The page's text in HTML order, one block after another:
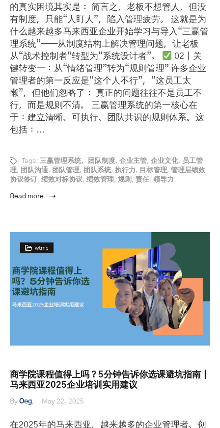
的真实困境其实是： 简言之，老板不想管人，但没
有制度，只能“人盯人”，陷入管理疲劳。 这就是为
什么越来越多马来西亚企业开始学习与导入“三赢管
理系统”——从制度结构上解决管理问题，让老板
从“战术控制者”转型为“系统设计者”。
02｜关
键转变一：从“情绪管理”转为“规则管理” 许多企业
管理者的第一反应是“这个人不行”，“这员工太
懒”，但他们忽略了： 真正的问题往往不是员工不
行，而是规则不清。 三赢管理系统的第一核心在
于：建立清晰、可执行、团队共识的规则体系。这
包括：...
Tags: 三赢管理系统，团队制度, 企业主管, 企业文化, 员工管
理, 团队沟通, 团队管理, 团队系统, 执行力, 目标管理, 管理层绩效
协议签订, 绩效对标协议, 绩效管理, 规则 , 责任, 领导力
Read more
wtms
商学院课程值得上吗？5分钟告诉你选课避坑指南｜
马来西亚2025企业培训实用建议
By Oeg May 22, 2025
在2025年的马来西亚，越来越多的企业管理者、创